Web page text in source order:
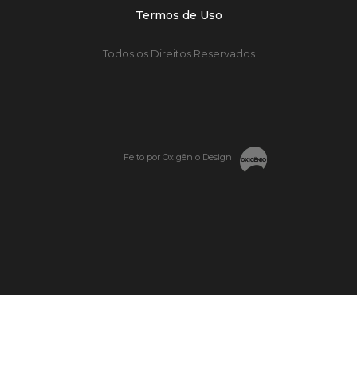
Termos de Uso
Todos os Direitos Reservados
Feito por Oxigênio Design